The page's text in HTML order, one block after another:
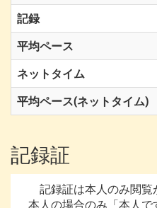
記録
平均ペース
ネットタイム
平均ペース(ネットタイム)
記録証
記録証は本人のみ閲覧
本人の場合のみ「本人で